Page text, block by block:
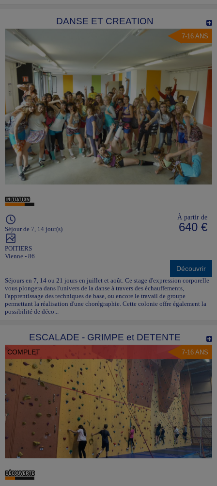
DANSE ET CREATION
7-16 ANS
Séjour de 7, 14 jour(s)
POITIERS
Vienne - 86
À partir de
640 €
Découvrir
Séjours en 7, 14 ou 21 jours en juillet et août. Ce stage d'expression corporelle
vous plongera dans l'univers de la danse à travers des échauffements,
l'apprentissage des techniques de base, ou encore le travail de groupe
permettant la réalisation d'une chorégraphie. Cette colonie offre également la
possibilité de déco...
ESCALADE - GRIMPE et DETENTE
COMPLET 7-16 ANS